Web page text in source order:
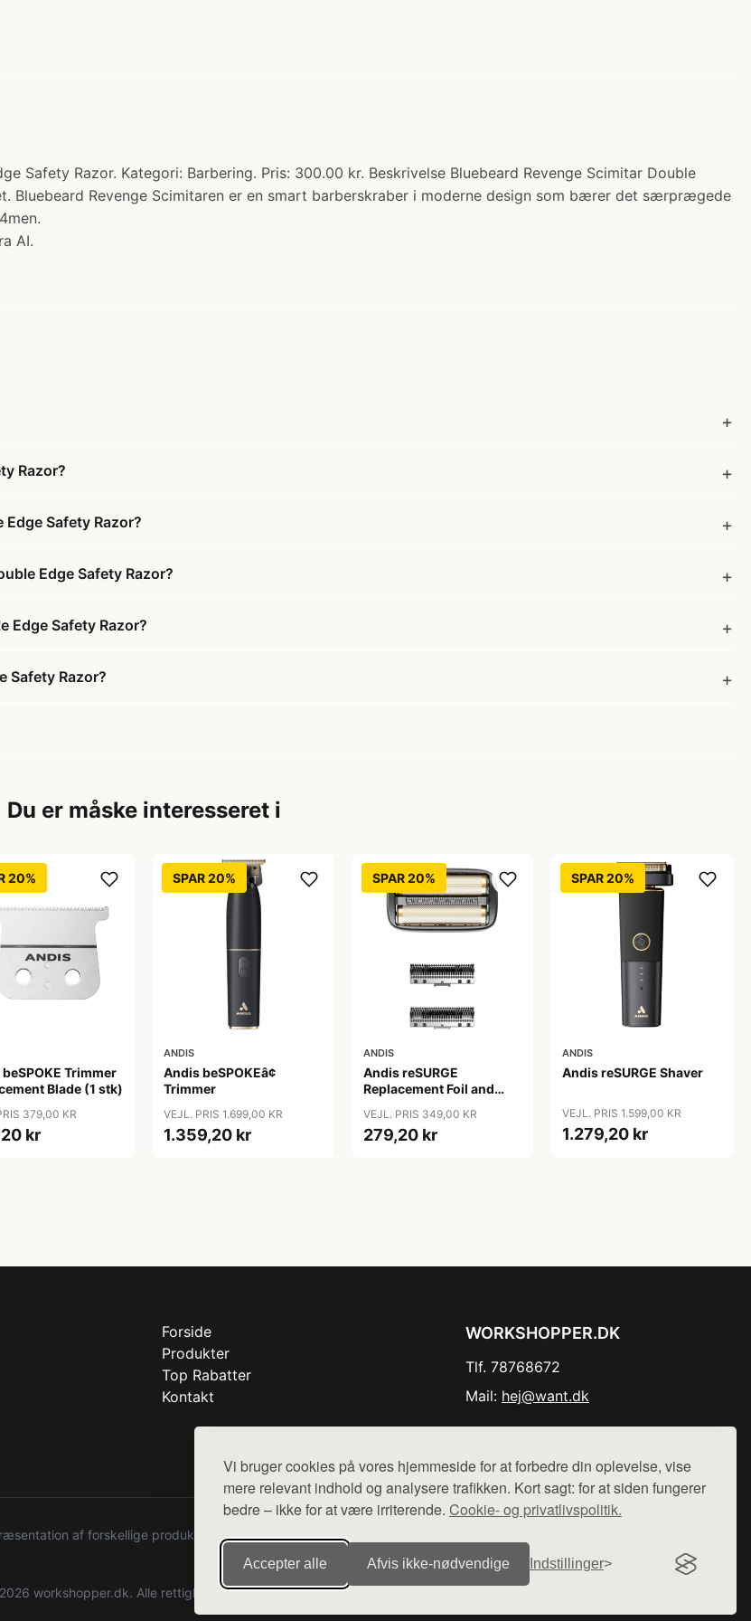
Vi bruger cookies på vores hjemmeside for at forbedre din oplevelse, vise
mere relevant indhold og analysere trafikken. Kort sagt: for at siden fungerer
bedre – ikke for at være irriterende. Cookie- og privatlivspolitik.
Accepter alle Afvis ikke‑nødvendige Indstillinger
Safety Razor. Kategori: Barbering. Pris: 300.00 kr. Beskrivelse Bluebeard Revenge Scimitar Double
Bluebeard Revenge Scimitaren er en smart barberskraber i moderne design som bærer det særprægede
AI.
Razor?
Safety Razor?
Edge Safety Razor?
Edge Safety Razor?
Safety Razor?
Du er måske interesseret i
20%
Trimmer
Blade (1 stk)
379,00 KR
kr
SPAR 20%
ANDIS
Andis beSPOKEâ¢
Trimmer
VEJL. PRIS 1.699,00 KR
1.359,20 kr
SPAR 20%
ANDIS
Andis reSURGE
Replacement Foil and
VEJL. PRIS 349,00 KR
279,20 kr
SPAR 20%
ANDIS
Andis reSURGE Shaver
VEJL. PRIS 1.599,00 KR
1.279,20 kr
Forside
Produkter
Top Rabatter
Kontakt
WORKSHOPPER.DK
Tlf. 78768672
Mail: hej@want.dk
af forskellige produkter fra diverse webshops. Der sælges ikke varer fra denne side - vi henviser til de shops,
workshopper.dk. Alle rettigheder forbeholdes.